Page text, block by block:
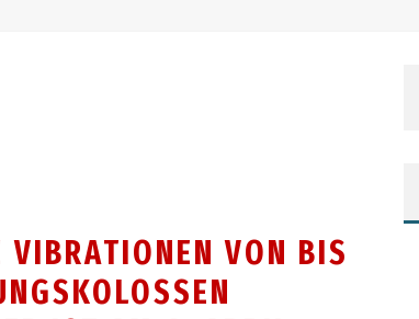
VIBRATIONEN VON BIS